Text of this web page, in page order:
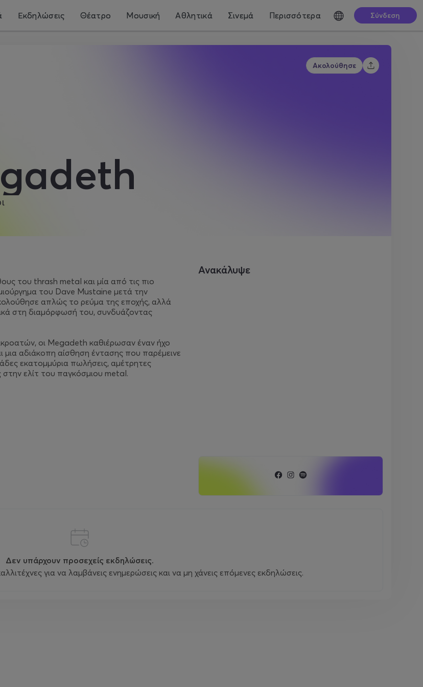
Εκδηλώσεις Θέατρο Μουσική Αθλητικά Σινεμά Περισσότερα Σύνδεση
Ακολούθησε
του thrash metal και μία από τις πιο
του Dave Mustaine μετά την
απλώς το ρεύμα της εποχής, αλλά
στη διαμόρφωσή του, συνδυάζοντας
οι Megadeth καθιέρωσαν έναν ήχο
αδιάκοπη αίσθηση έντασης που παρέμεινε
εκατομμύρια πωλήσεις, αμέτρητες
στην ελίτ του παγκόσμιου metal.
Ανακάλυψε
Δεν υπάρχουν προσεχείς εκδηλώσεις.
για να λαμβάνεις ενημερώσεις και να μη χάνεις επόμενες εκδηλώσεις.